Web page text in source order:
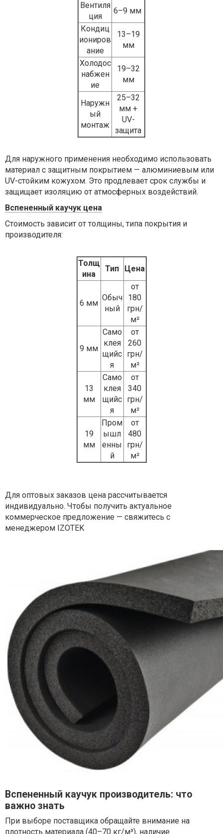
Вентиля
ция
6–9 мм
Кондиц
иониров
ание
13–19
мм
Холодос
набжен
ие
19–32
мм
Наружн
ый
монтаж
25–32
мм +
UV-
защита
Для наружного применения необходимо использовать
материал с защитным покрытием — алюминиевым или
UV-стойким кожухом. Это продлевает срок службы и
защищает изоляцию от атмосферных воздействий.
Вспененный каучук цена
Стоимость зависит от толщины, типа покрытия и
производителя:
Толщ
ина
Тип Цена
6 мм
Обыч
ный
от
180
грн/
м²
9 мм
Само
клея
щийс
я
от
260
грн/
м²
13
мм
Само
клея
щийс
я
от
340
грн/
м²
19
мм
Пром
ышл
енны
й
от
480
грн/
м²
Для оптовых заказов цена рассчитывается
индивидуально. Чтобы получить актуальное
коммерческое предложение — свяжитесь с
менеджером IZOTEK
Вспененный каучук производитель: что
важно знать
При выборе поставщика обращайте внимание на
плотность материала (40–70 кг/м³), наличие